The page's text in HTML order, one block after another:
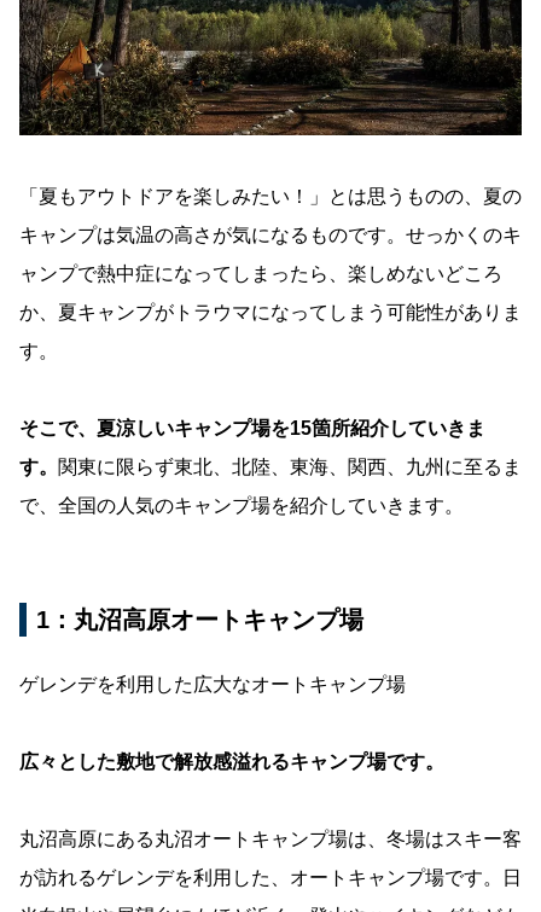
4：レンタルできるものを確認する
夏にキャンプをするなら涼しい場所を選んで楽し
もう
「夏もアウトドアを楽しみたい！」とは思うものの、夏の
キャンプは気温の高さが気になるものです。せっかくのキ
ャンプで熱中症になってしまったら、楽しめないどころ
か、夏キャンプがトラウマになってしまう可能性がありま
す。
そこで、夏涼しいキャンプ場を15箇所紹介していきま
す。 関東に限らず東北、北陸、東海、関西、九州に至るま
で、全国の人気のキャンプ場を紹介していきます。
1：丸沼高原オートキャンプ場
ゲレンデを利用した広大なオートキャンプ場
広々とした敷地で解放感溢れるキャンプ場です。
丸沼高原にある丸沼オートキャンプ場は、冬場はスキー客
が訪れるゲレンデを利用した、オートキャンプ場です。日